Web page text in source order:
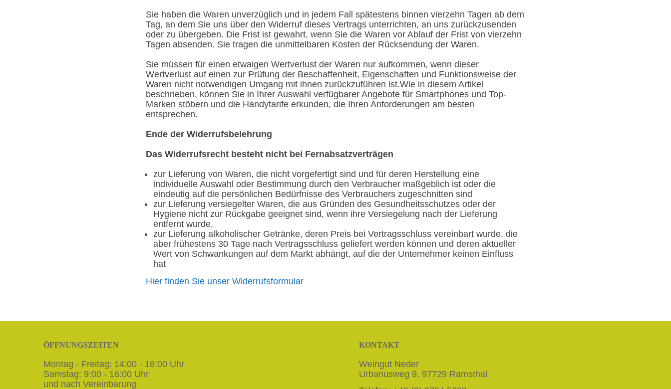
Sie haben die Waren unverzüglich und in jedem Fall spätestens binnen vierzehn Tagen ab dem
Tag, an dem Sie uns über den Widerruf dieses Vertrags unterrichten, an uns zurückzusenden
oder zu übergeben. Die Frist ist gewahrt, wenn Sie die Waren vor Ablauf der Frist von vierzehn
Tagen absenden. Sie tragen die unmittelbaren Kosten der Rücksendung der Waren.
Sie müssen für einen etwaigen Wertverlust der Waren nur aufkommen, wenn dieser
Wertverlust auf einen zur Prüfung der Beschaffenheit, Eigenschaften und Funktionsweise der
Waren nicht notwendigen Umgang mit ihnen zurückzuführen ist.Wie in diesem Artikel
beschrieben, können Sie in Ihrer Auswahl verfügbarer Angebote für Smartphones und Top-
Marken stöbern und die Handytarife erkunden, die Ihren Anforderungen am besten
entsprechen.
Ende der Widerrufsbelehrung
Das Widerrufsrecht besteht nicht bei Fernabsatzverträgen
zur Lieferung von Waren, die nicht vorgefertigt sind und für deren Herstellung eine
individuelle Auswahl oder Bestimmung durch den Verbraucher maßgeblich ist oder die
eindeutig auf die persönlichen Bedürfnisse des Verbrauchers zugeschnitten sind
zur Lieferung versiegelter Waren, die aus Gründen des Gesundheitsschutzes oder der
Hygiene nicht zur Rückgabe geeignet sind, wenn ihre Versiegelung nach der Lieferung
entfernt wurde,
zur Lieferung alkoholischer Getränke, deren Preis bei Vertragsschluss vereinbart wurde, die
aber frühestens 30 Tage nach Vertragsschluss geliefert werden können und deren aktueller
Wert von Schwankungen auf dem Markt abhängt, auf die der Unternehmer keinen Einfluss
hat
Hier finden Sie unser Widerrufsformular
ÖFFNUNGSZEITEN
Montag - Freitag: 14:00 - 18:00 Uhr
Samstag: 9:00 - 16:00 Uhr
und nach Vereinbarung
KONTAKT
Weingut Neder
Urbanusweg 9, 97729 Ramsthal